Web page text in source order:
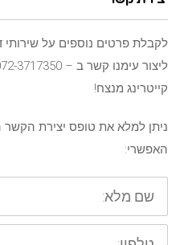
לקבלת פרטים נוספים על שירותי
קייטרינג מנצח!
ניתן למלא את טופס יצירת הקשר
האפשרי:
שם
מלא:
טלפון